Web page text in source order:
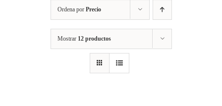
Ordena por Precio
Mostrar 12 productos